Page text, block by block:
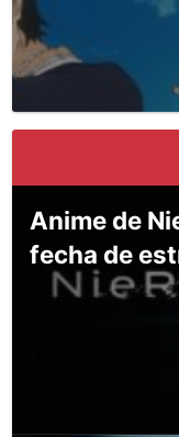
Anime de
fecha de